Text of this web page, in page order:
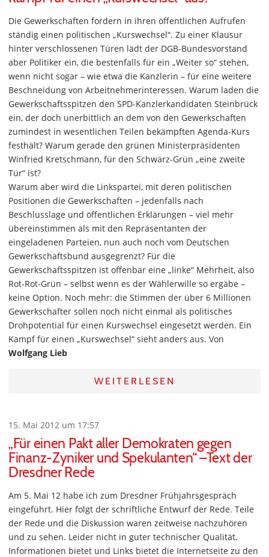
Die Gewerkschaften fordern in ihren öffentlichen Aufrufen
ständig einen politischen „Kurswechsel“. Zu einer Klausur
hinter verschlossenen Türen lädt der DGB-Bundesvorstand
aber Politiker ein, die bestenfalls für ein „Weiter so“ stehen,
wenn nicht sogar – wie etwa die Kanzlerin – für eine weitere
Beschneidung von Arbeitnehmerinteressen. Warum laden die
Gewerkschaftsspitzen den SPD-Kanzlerkandidaten Steinbrück
ein, der doch unerbittlich an dem von den Gewerkschaften
zumindest in wesentlichen Teilen bekämpften Agenda-Kurs
festhält? Warum gerade den grünen Ministerpräsidenten
Winfried Kretschmann, für den Schwarz-Grün „eine zweite
Tür“ ist?
Warum aber wird die Linkspartei, mit deren politischen
Positionen die Gewerkschaften – jedenfalls nach
Beschlusslage und öffentlichen Erklärungen – viel mehr
übereinstimmen als mit den Repräsentanten der
eingeladenen Parteien, nun auch noch vom Deutschen
Gewerkschaftsbund ausgegrenzt? Für die
Gewerkschaftsspitzen ist offenbar eine „linke“ Mehrheit, also
Rot-Rot-Grün – selbst wenn es der Wählerwille so ergäbe –
keine Option. Noch mehr: die Stimmen der über 6 Millionen
Gewerkschafter sollen noch nicht einmal als politisches
Drohpotential für einen Kurswechsel eingesetzt werden. Ein
Kampf für einen „Kurswechsel“ sieht anders aus. Von
Wolfgang Lieb
WEITERLESEN
15. Mai 2012 um 17:57
„Für einen Pakt aller Demokraten gegen
Finanz-Zyniker und Spekulanten“ –Text der
Dresdner Rede
Am 5. Mai 12 habe ich zum Dresdner Frühjahrsgespräch
eingeführt. Hier folgt der schriftliche Entwurf der Rede. Teile
der Rede und die Diskussion waren zeitweise nachzuhören
und zu sehen. Leider nicht in guter technischer Qualität.
Informationen bietet und Links bietet die Internetseite zu den